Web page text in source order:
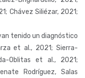
Chávez Siliézar, 2021;
tenido un diagnóstico
et al., 2021; Sierra-
Oblitas et al., 2021;
Rodríguez, Salas